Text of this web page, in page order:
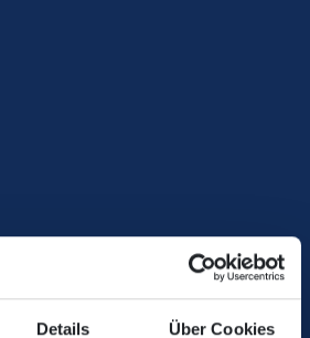
Details Über Cookies
Kaltenholzhausen und
gesperrt. Die
können nicht bedient werden: